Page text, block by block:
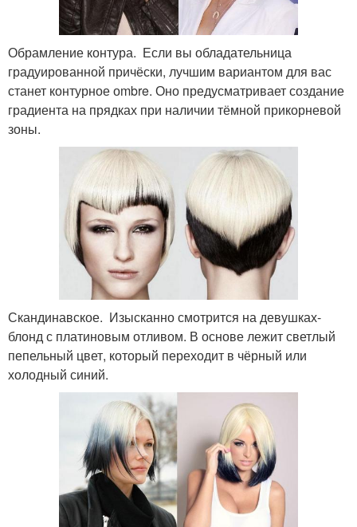
Обрамление контура. Если вы обладательница
градуированной причёски, лучшим вариантом для вас
станет контурное оmbre. Оно предусматривает создание
градиента на прядках при наличии тёмной прикорневой
зоны.
Скандинавское. Изысканно смотрится на девушках-
блонд с платиновым отливом. В основе лежит светлый
пепельный цвет, который переходит в чёрный или
холодный синий.